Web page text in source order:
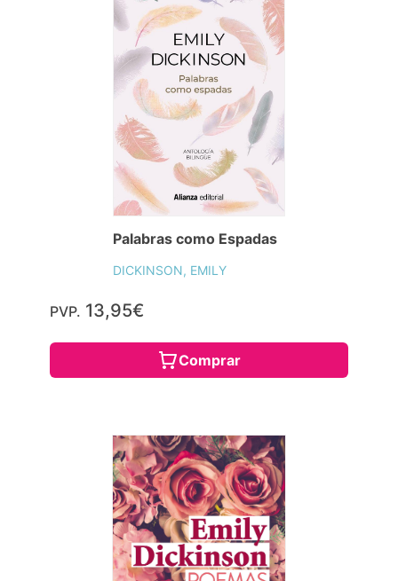
Palabras como Espadas
DICKINSON, EMILY
PVP. 13,95€
Comprar